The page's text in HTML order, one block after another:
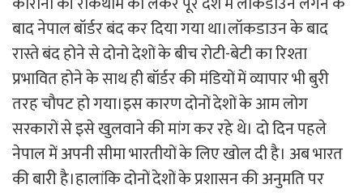
बाद नेपाल बॉर्डर बंद कर दिया गया था।लॉकडाउन के बाद
रास्ते बंद होने से दोनो देशों के बीच रोटी-बेटी का रिश्ता
प्रभावित होने के साथ ही बॉर्डर की मंडियों में व्यापार भी बुरी
तरह चौपट हो गया।इस कारण दोनों देशों के आम लोग
सरकारों से इसे खुलवाने की मांग कर रहे थे। दो दिन पहले
नेपाल में अपनी सीमा भारतीयों के लिए खोल दी है। अब भारत
की बारी है।हालांकि दोनों देशों के प्रशासन की अनुमति पर